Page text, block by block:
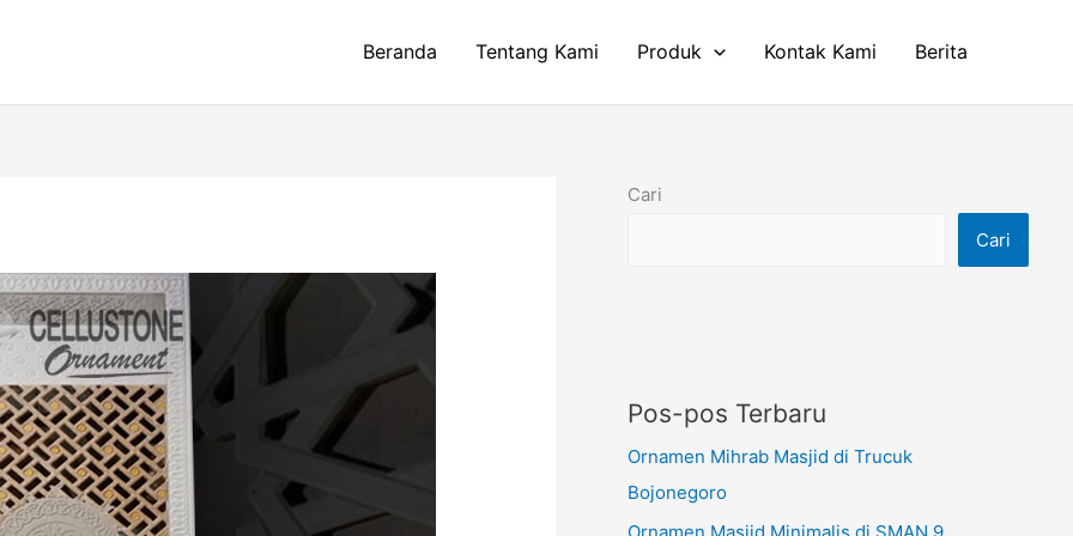
Beranda Tentang Kami Produk Kontak Kami Berita
Cari
Cari
Pos-pos Terbaru
Ornamen Mihrab Masjid di Trucuk
Bojonegoro